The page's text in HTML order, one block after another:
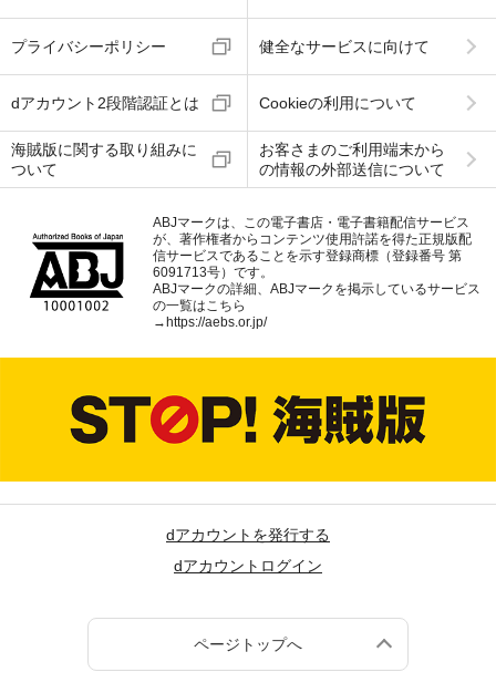
プライバシーポリシー 健全なサービスに向けて
dアカウント2段階認証とは Cookieの利用について
海賊版に関する取り組みに
ついて
お客さまのご利用端末から
の情報の外部送信について
ABJマークは、この電子書店・電子書籍配信サービス
が、著作権者からコンテンツ使用許諾を得た正規版配
信サービスであることを示す登録商標（登録番号 第
6091713号）です。
ABJマークの詳細、ABJマークを掲示しているサービス
の一覧はこちら
→https://aebs.or.jp/
dアカウントを発行する
dアカウントログイン
ページトップへ